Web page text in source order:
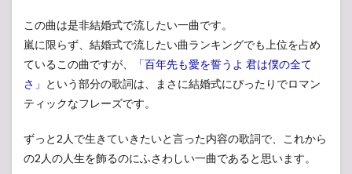
る！
4
両親
手紙
に！
式の
フィ
ナー
この曲は是非結婚式で流したい一曲です。
嵐に限らず、結婚式で流したい曲ランキングでも上位を占め
ているこの曲ですが、
「百年先も愛を誓うよ 君は僕の全て
さ」 という部分の歌詞は、まさに結婚式にぴったりでロマン
ティックなフレーズです。
ずっと2人で生きていきたいと言った内容の歌詞で、これから
の2人の人生を飾るのにふさわしい一曲であると思います。